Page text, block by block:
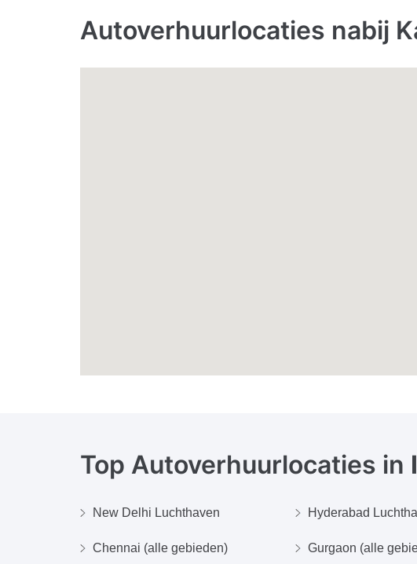
Autoverhuurlocaties nabij
Top Autoverhuurlocaties in
New Delhi Luchthaven Hyderabad
Chennai (alle gebieden) Gurgaon (alle